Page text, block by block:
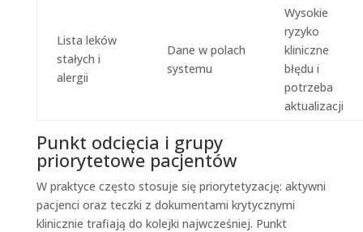
Lista leków
stałych i
alergii
Dane w polach
systemu
Wysokie
ryzyko
kliniczne
błędu i
potrzeba
aktualizacji
Punkt odcięcia i grupy
priorytetowe pacjentów
W praktyce często stosuje się priorytetyzację: aktywni
pacjenci oraz teczki z dokumentami krytycznymi
klinicznie trafiają do kolejki najwcześniej. Punkt